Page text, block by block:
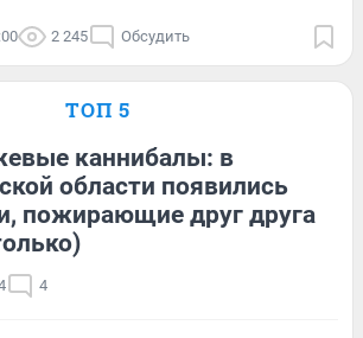
2 245 Обсудить
ТОП 5
каннибалы: в
области появились
пожирающие друг друга
4